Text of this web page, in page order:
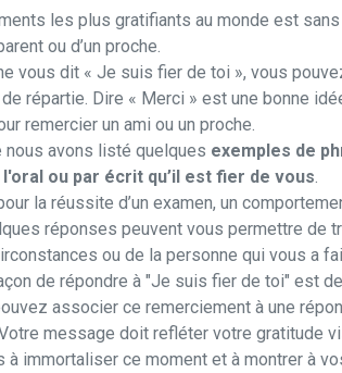
les plus gratifiants au monde est
ou d’un proche.
vous dit « Je suis fier de toi », vous
répartie. Dire « Merci » est une bonne
remercier un ami ou un proche.
nous avons listé quelques exemples de
ou par écrit qu’il est fier de vous
la réussite d’un examen, un
réponses peuvent vous permettre de
ou de la personne qui vous a
de répondre à "Je suis fier de toi" est
associer ce remerciement à une
message doit refléter votre gratitude
à immortaliser ce moment et à montrer à